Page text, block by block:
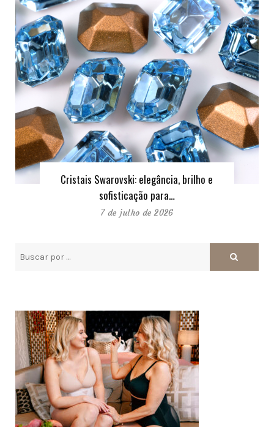
Cristais Swarovski: elegância, brilho e
sofisticação para…
7 de julho de 2026